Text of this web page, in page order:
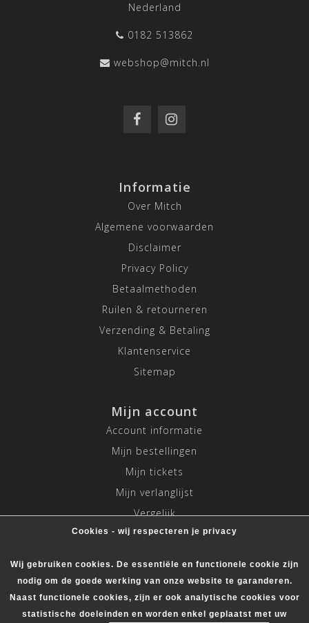
Cookies - wij respecteren je privacy
Wij gebruiken cookies. De essentiële en functionele cookie zijn
nodig om de goede werking van onze website te garanderen.
Naast functionele cookies, zijn er ook analytische cookies voor
statistische doeleinden en worden enkel geplaatst met uw
Nederland
0182 513862
webshop@mitch.nl
Informatie
Over Mitch
Algemene voorwaarden
Disclaimer
Privacy Policy
Betaalmethoden
Ruilen & retourneren
Verzending & Betaling
Klantenservice
Sitemap
Mijn account
Account informatie
Mijn bestellingen
Mijn tickets
Mijn verlanglijst
Vergelijk
Alle producten
© Copyright 2026 Mitch.nl - Powered byLightspeed - Theme